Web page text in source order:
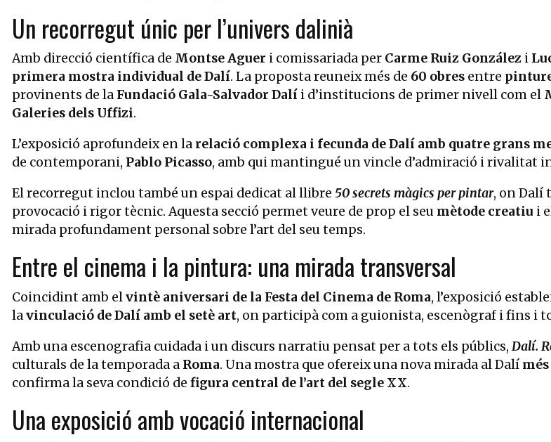
Un recorregut únic per l’univers dalinià
Amb direcció científica de Montse Aguer i comissariada per Carme Ruiz González i
primera mostra individual de Dalí. La proposta reuneix més de 60 obres entre
provinents de la Fundació Gala-Salvador Dalí i d’institucions de primer nivell com el
Galeries dels Uffizi.
L’exposició aprofundeix en la relació complexa i fecunda de Dalí amb quatre grans
de contemporani, Pablo Picasso, amb qui mantingué un vincle d’admiració i rivalitat
El recorregut inclou també un espai dedicat al llibre 50 secrets màgics per pintar, on Dalí
provocació i rigor tècnic. Aquesta secció permet veure de prop el seu mètode creatiu i
mirada profundament personal sobre l’art del seu temps.
Entre el cinema i la pintura: una mirada transversal
Coincidint amb elvintè aniversari de la Festa del Cinema de Roma, l’exposició
lavinculació de Dalí amb el setè art, on participà com a guionista, escenògraf i fins i
Amb una escenografia cuidada i un discurs narratiu pensat per a tots els públics, Dalí.
culturals de la temporada a Roma. Una mostra que ofereix una nova mirada al Dalí
confirma la seva condició de figura central de l’art del segle XX.
Una exposició amb vocació internacional